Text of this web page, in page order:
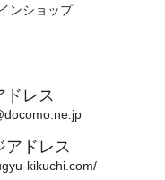
ンショップ
ドレス
アドレス
kikuchi.com/